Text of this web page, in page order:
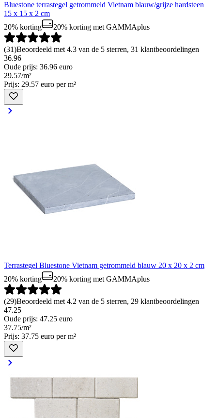
Bluestone terrastegel getrommeld Vietnam blauw/grijze hardsteen
15 x 15 x 2 cm
20% korting
20% korting met GAMMAplus
(31)Beoordeeld met 4.3 van de 5 sterren, 31 klantbeoordelingen
36.96
Oude prijs: 36.96 euro
29.57/m²
Prijs: 29.57 euro per m²
Terrastegel Bluestone Vietnam getrommeld blauw 20 x 20 x 2 cm
20% korting
20% korting met GAMMAplus
(29)Beoordeeld met 4.2 van de 5 sterren, 29 klantbeoordelingen
47.25
Oude prijs: 47.25 euro
37.75/m²
Prijs: 37.75 euro per m²